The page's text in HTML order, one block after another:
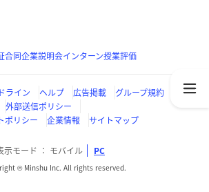
合同企業説明会インターン授業評価
ライン ヘルプ 広告掲載
グループ規約
外部送信ポリシー
ポリシー
企業情報 サイトマップ
示モード モバイル PC
© Minshu Inc. All rights reserved.